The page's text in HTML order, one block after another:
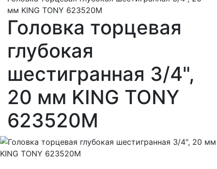
мм KING TONY 623520M
Головка торцевая
глубокая
шестигранная 3/4",
20 мм KING TONY
623520M